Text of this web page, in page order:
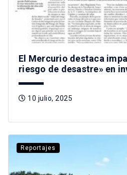
El Mercurio destaca
riesgo de desastre» en
10 julio, 2025
Reportajes